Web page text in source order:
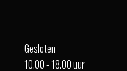
Gesloten
10.00 - 18.00 uur